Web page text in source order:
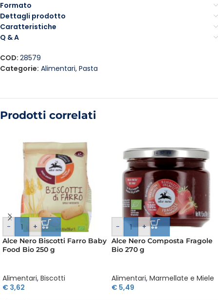
Formato
Dettagli prodotto
Caratteristiche
Q & A
COD: 28579
Categorie: Alimentari, Pasta
Prodotti correlati
- +
Alce Nero Biscotti Farro Baby
Food Bio 250 g
Alimentari, Biscotti
€ 3,62
- +
Alce Nero Composta Fragole
Bio 270 g
Alimentari, Marmellate e Miele
€ 5,49